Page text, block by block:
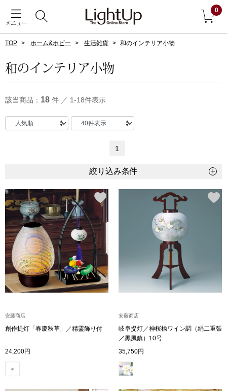
メニュー
0
すべて見る
ダーウェア
ン雑貨
アウター
その他
トップス
Tシャツ／カッ
ポロシャツ
TOP ホーム&ホビー 生活雑貨 和のインテリア小物
和のインテリア小物
該当商品： 18 件 ／ 1-18件表示
1
絞り込み条件
安藤商店
創作提灯「春慶秋草」／精霊飾り付
24,200円
安藤商店
岐阜提灯／神桜楡ワイン調（絹二重張
／黒風鎮）10号
35,750円